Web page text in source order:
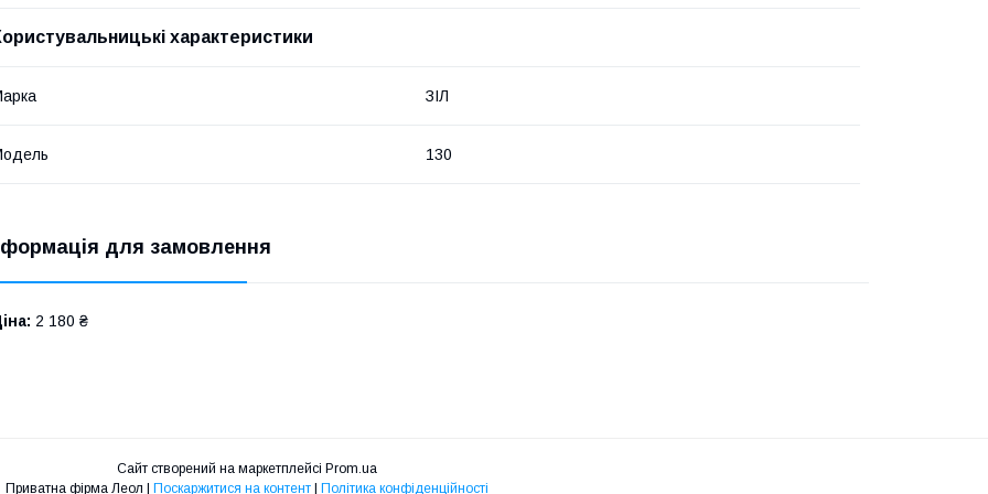
характеристики
ЗІЛ
130
для замовлення
2 180 ₴
Сайт створений на маркетплейсі Prom.ua
Поскаржитися на контент Політика конфіденційності